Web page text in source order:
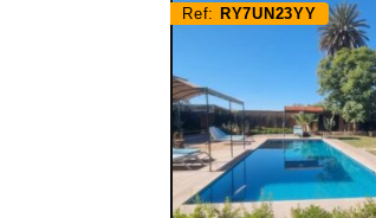
Ref: RY7UN23YY